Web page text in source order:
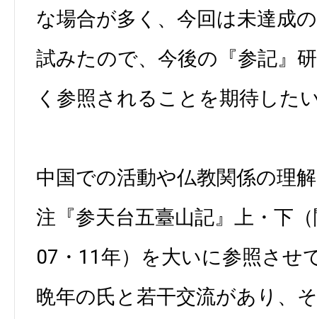
な場合が多く、今回は未達成
試みたので、今後の『参記』
く参照されることを期待した
中国での活動や仏教関係の理
注『参天台五臺山記』上・下
07・11年）を大いに参照させ
晩年の氏と若干交流があり、